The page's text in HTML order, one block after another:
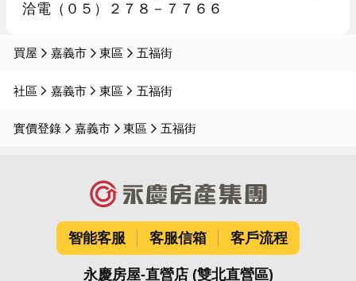
洽電（０５）２７８－７７６６
買屋 嘉義市 東區 五福街
社區 嘉義市 東區 五福街
實價登錄 嘉義市 東區 五福街
智能客服 客服信箱 客戶流程
永慶房屋-直營店 (雙北直營區)